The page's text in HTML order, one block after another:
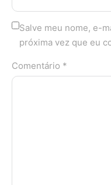
Salve meu nome, e-
próxima vez que eu
Comentário *